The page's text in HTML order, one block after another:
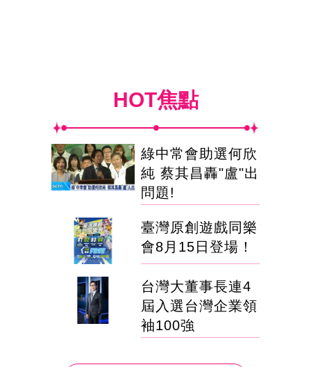
HOT焦點
綠中常會助選何欣
純 蔡其昌轟"盧"出
問題!
臺灣原創遊戲同樂
會8月15日登場！
台灣大董事長連4
屆入選台灣企業領
袖100強